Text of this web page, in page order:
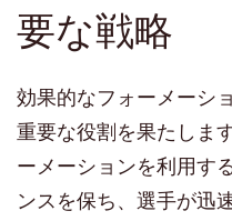
要な戦略
効果的なフォーメーシ
重要な役割を果たしま
ーメーションを利用す
ンスを保ち、選手が迅